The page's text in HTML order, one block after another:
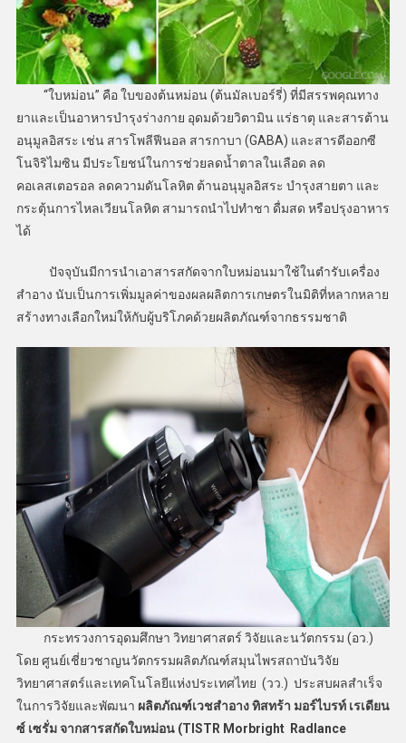
“ใบหม่อน” คือ ใบของต้นหม่อน (ต้นมัลเบอร์รี่) ที่มีสรรพคุณทาง
ยาและเป็นอาหารบำรุงร่างกาย อุดมด้วยวิตามิน แร่ธาตุ และสารต้าน
อนุมูลอิสระ เช่น สารโพลีฟีนอล สารกาบา (GABA) และสารดีออกซี
โนจิริไมซิน มีประโยชน์ในการช่วยลดน้ำตาลในเลือด ลด
คอเลสเตอรอล ลดความดันโลหิต ต้านอนุมูลอิสระ บำรุงสายตา และ
กระตุ้นการไหลเวียนโลหิต สามารถนำไปทำชา ดื่มสด หรือปรุงอาหาร
ได้
ปัจจุบันมีการนำเอาสารสกัดจากใบหม่อนมาใช้ในตำรับเครื่อง
สำอาง นับเป็นการเพิ่มมูลค่าของผลผลิตการเกษตรในมิติที่หลากหลาย
สร้างทางเลือกใหม่ให้กับผู้บริโภคด้วยผลิตภัณฑ์จากธรรมชาติ
กระทรวงการอุดมศึกษา วิทยาศาสตร์ วิจัยและนวัตกรรม (อว.)
โดย ศูนย์เชี่ยวชาญนวัตกรรมผลิตภัณฑ์สมุนไพรสถาบันวิจัย
วิทยาศาสตร์และเทคโนโลยีแห่งประเทศไทย (วว.) ประสบผลสำเร็จ
ในการวิจัยและพัฒนา ผลิตภัณฑ์เวชสำอาง ทิสทร้า มอร์ไบรท์ เรเดียน
ซ์ เซรั่ม จากสารสกัดใบหม่อน (TISTR Morbright Radlance